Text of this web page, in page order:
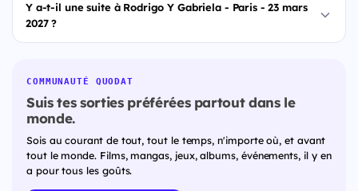
Y a-t-il une suite à Rodrigo Y Gabriela - Paris - 23 mars
2027 ?
COMMUNAUTÉ QUODAT
Suis tes sorties préférées partout dans le
monde.
Sois au courant de tout, tout le temps, n'importe où, et avant
tout le monde. Films, mangas, jeux, albums, événements, il y en
a pour tous les goûts.